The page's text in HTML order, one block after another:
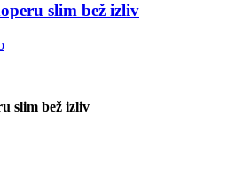
slim bež izliv
slim bež izliv